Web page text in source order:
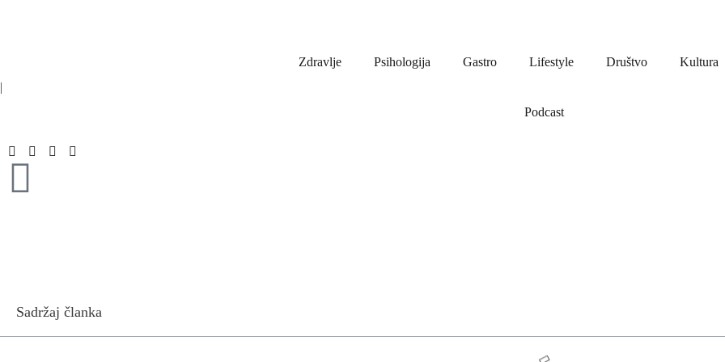
Zdravlje Psihologija Gastro Lifestyle Društvo Kultura
|
Podcast
Sadržaj članka